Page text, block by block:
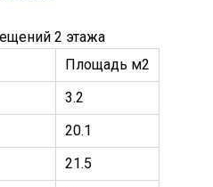
2 этажа
Площадь м2
3.2
20.1
21.5